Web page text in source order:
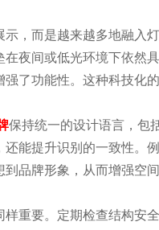
，而是越来越多地融入
夜间或低光环境下依然
了功能性。这种科技化
保持统一的设计语言，包
能提升识别的一致性。
品牌形象，从而增强空间
重要。定期检查结构安